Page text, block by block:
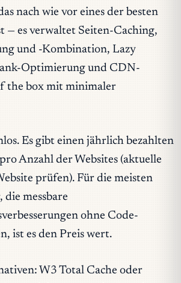
nach wie vor eines der besten
— es verwaltet Seiten-Caching,
und -Kombination, Lazy
Optimierung und CDN-
the box mit minimaler
Es gibt einen jährlich bezahlten
Anzahl der Websites (aktuelle
prüfen). Für die meisten
messbare
ohne Code-
ist es den Preis wert.
W3 Total Cache oder